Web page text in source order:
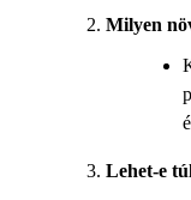
Milyen
Lehet-e